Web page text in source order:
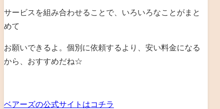
サービスを組み合わせることで、いろいろなことがまと
めて
お願いできるよ。個別に依頼するより、安い料金になる
から、おすすめだね☆
ベアーズの公式サイトはコチラ